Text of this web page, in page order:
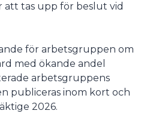
tas upp för beslut vid
för arbetsgruppen om
med ökande andel
arbetsgruppens
publiceras inom kort och
2026.